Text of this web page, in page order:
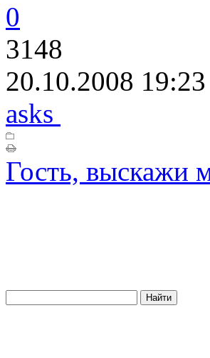
0
3148
20.10.2008 19:23
asks
Гость, выскажи